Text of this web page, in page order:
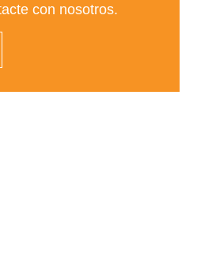
con nosotros.